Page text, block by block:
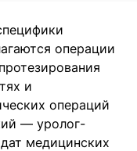
операции
и
операций
— уролог-
медицинских